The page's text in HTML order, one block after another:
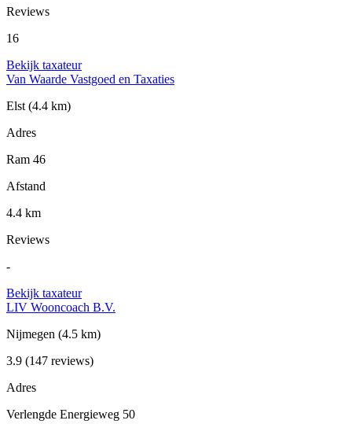
Reviews
16
Bekijk taxateur
Van Waarde Vastgoed en Taxaties
Elst (4.4 km)
Adres
Ram 46
Afstand
4.4 km
Reviews
-
Bekijk taxateur
LIV Wooncoach B.V.
Nijmegen (4.5 km)
3.9 (147 reviews)
Adres
Verlengde Energieweg 50